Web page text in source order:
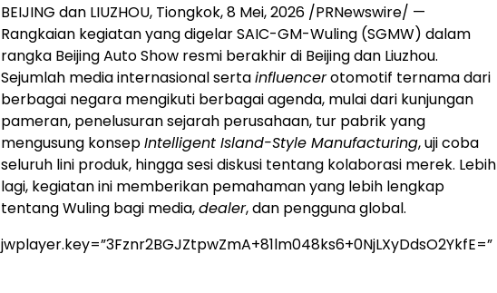
BEIJING dan LIUZHOU, Tiongkok,8 Mei, 2026 /PRNewswire/ —
Rangkaian kegiatan yang digelar SAIC-GM-Wuling (SGMW) dalam
rangka Beijing Auto Show resmi berakhir di Beijing dan Liuzhou.
Sejumlah media internasional sertainfluencerotomotif ternama dari
berbagai negara mengikuti berbagai agenda, mulai dari kunjungan
pameran, penelusuran sejarah perusahaan, tur pabrik yang
mengusung konsepIntelligent Island-Style Manufacturing, uji coba
seluruh lini produk, hingga sesi diskusi tentang kolaborasi merek. Lebih
lagi, kegiatan ini memberikan pemahaman yang lebih lengkap
tentang Wuling bagi media,dealer, dan pengguna global.
jwplayer.key=”3Fznr2BGJZtpwZmA+81lm048ks6+0NjLXyDdsO2YkfE=”